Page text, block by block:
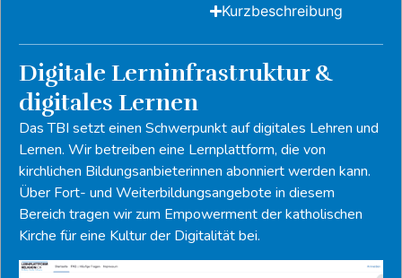
Kurzbeschreibung
Digitale Lerninfrastruktur &
digitales Lernen
Das TBI setzt einen Schwerpunkt auf digitales Lehren und
Lernen. Wir betreiben eine Lernplattform, die von
kirchlichen Bildungsanbieterinnen abonniert werden kann.
Über Fort- und Weiterbildungsangebote in diesem
Bereich tragen wir zum Empowerment der katholischen
Kirche für eine Kultur der Digitalität bei.